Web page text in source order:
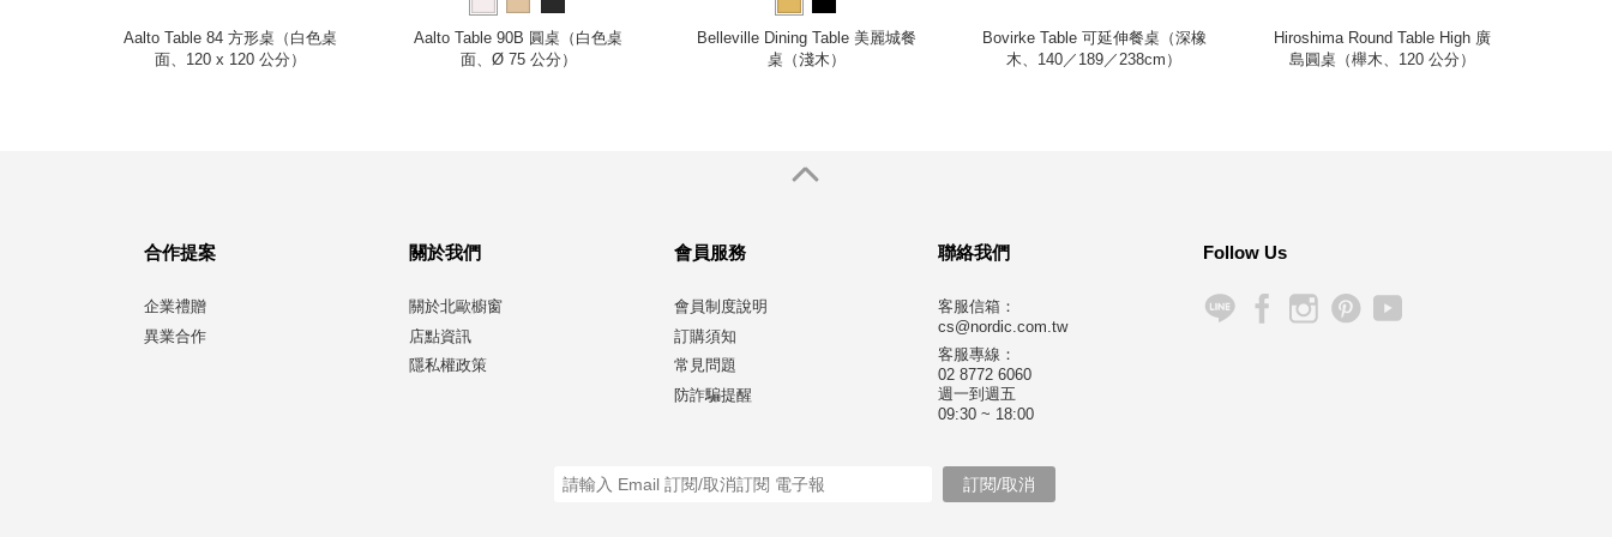
Aalto Table 84 方形桌（白色桌
面、120 x 120 公分）
Aalto Table 90B 圓桌（白色桌
面、Ø 75 公分）
Belleville Dining Table 美麗城餐
桌（淺木）
Bovirke Table 可延伸餐桌（深橡
木、140／189／238cm）
Hiroshima Round Table High 廣
島圓桌（櫸木、120 公分）
合作提案
企業禮贈
異業合作
關於我們
關於北歐櫥窗
店點資訊
隱私權政策
會員服務
會員制度說明
訂購須知
常見問題
防詐騙提醒
聯絡我們
客服信箱：
cs@nordic.com.tw
客服專線：
02 8772 6060
週一到週五
09:30 ~ 18:00
Follow Us